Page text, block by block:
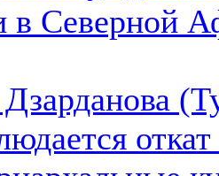
в Северной